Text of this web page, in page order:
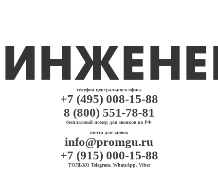
телефон центрального офиса
+7 (495) 008-15-88
8 (800) 551-78-81
бесплатный номер для звонков по РФ
почта для заявок
info@promgu.ru
+7 (915) 000-15-88
ТОЛЬКО Telegram, WhatsApp, Viber